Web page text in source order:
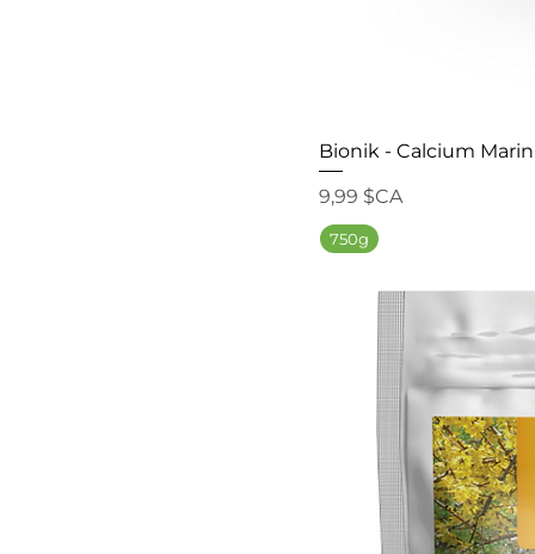
Bionik - Calcium Marin
Prix
9,99 $CA
750g